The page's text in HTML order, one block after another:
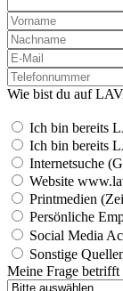
Wie bist du auf
Ich bin bereits
Ich bin bereits
Internetsuche
Website
Printmedien
Persönliche
Social Media
Sonstige
Meine Frage